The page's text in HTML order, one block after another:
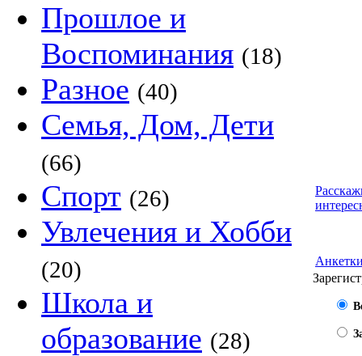
Прошлое и
Воспоминания (18)
Разное (40)
Семья, Дом, Дети
(66)
Спорт (26)
Увлечения и Хобби
(20)
Школа и
образование (28)